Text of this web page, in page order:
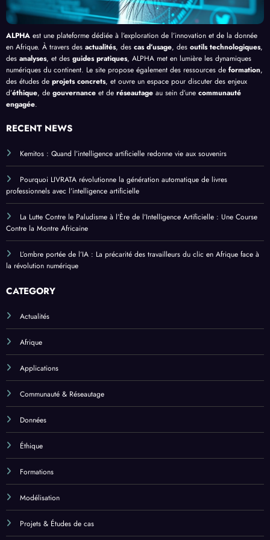
ALPHA est une plateforme dédiée à l’exploration de l’innovation et de la donnée
en Afrique. À travers des actualités, des cas d’usage, des outils technologiques,
des analyses, et des guides pratiques, ALPHA met en lumière les dynamiques
numériques du continent. Le site propose également des ressources de formation,
des études de projets concrets, et ouvre un espace pour discuter des enjeux
d’éthique, de gouvernance et de réseautage au sein d’une communauté
engagée.
RECENT NEWS
Kemitos : Quand l’intelligence artificielle redonne vie aux souvenirs
Pourquoi LIVRATA révolutionne la génération automatique de livres
professionnels avec l’intelligence artificielle
La Lutte Contre le Paludisme à l’Ère de l’Intelligence Artificielle : Une Course
Contre la Montre Africaine
L’ombre portée de l’IA : La précarité des travailleurs du clic en Afrique face à
la révolution numérique
CATEGORY
Actualités
Afrique
Applications
Communauté & Réseautage
Données
Éthique
Formations
Modélisation
Projets & Études de cas